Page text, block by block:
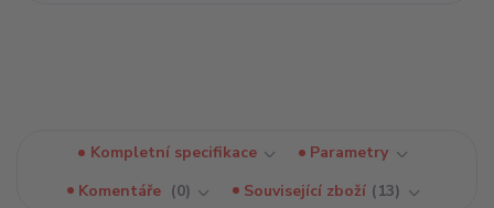
Kompletní specifikace
Parametry
Komentáře
0 Související zboží 13